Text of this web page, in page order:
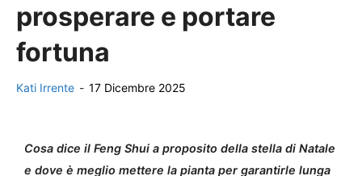
prosperare e portare
fortuna
Kati Irrente - 17 Dicembre 2025
Cosa dice il Feng Shui a proposito della stella di Natale
e dove è meglio mettere la pianta per garantirle lunga